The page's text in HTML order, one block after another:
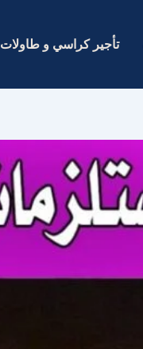
تأجير كراسي و طاولات